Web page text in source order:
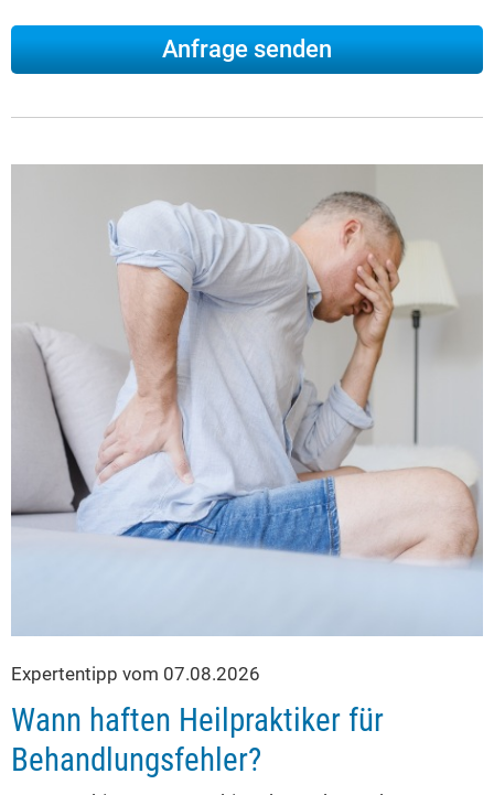
Expertentipp vom 07.08.2026
Wann haften Heilpraktiker für
Behandlungsfehler?